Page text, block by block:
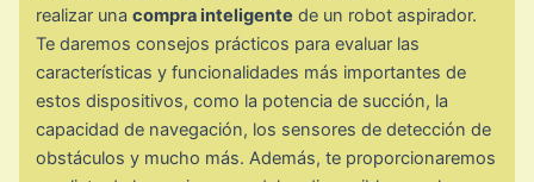
realizar unacompra inteligente de un robot aspirador.
Te daremos consejos prácticos para evaluar las
características y funcionalidades más importantes de
estos dispositivos, como la potencia de succión, la
capacidad de navegación, los sensores de detección de
obstáculos y mucho más. Además, te proporcionaremos